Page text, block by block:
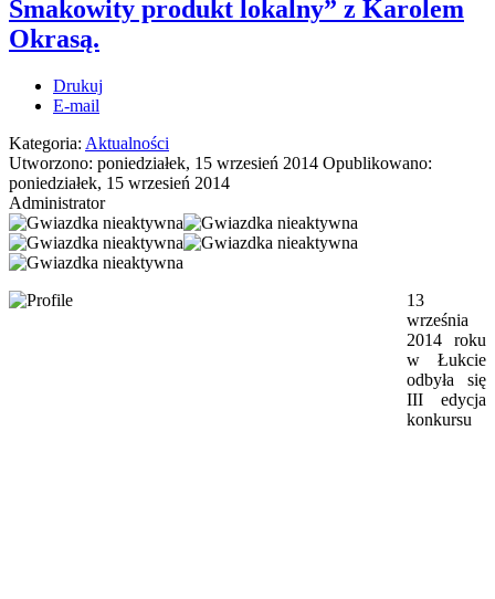
Smakowity produkt lokalny” z Karolem
Okrasą.
Drukuj
E-mail
Kategoria: Aktualności
Utworzono: poniedziałek, 15 wrzesień 2014 Opublikowano:
poniedziałek, 15 wrzesień 2014
Administrator
13
września
2014 roku
w Łukcie
odbyła się
III edycja
konkursu